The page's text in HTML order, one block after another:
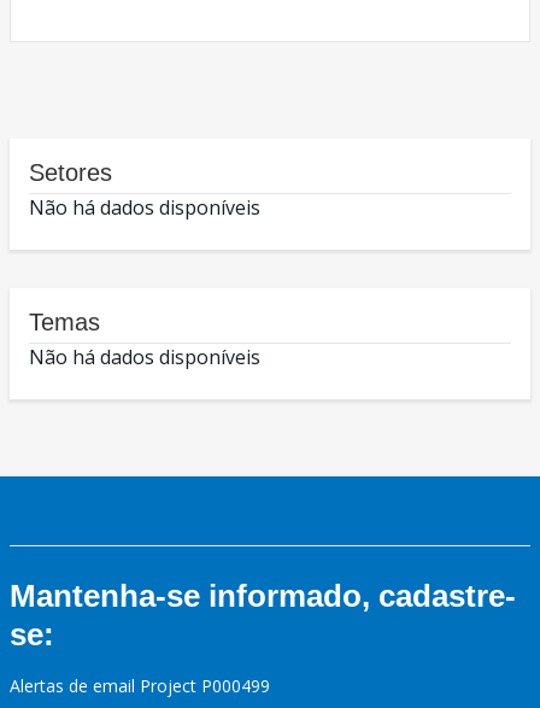
Setores
Não há dados disponíveis
Temas
Não há dados disponíveis
Mantenha-se informado, cadastre-
se:
Alertas de email Project P000499